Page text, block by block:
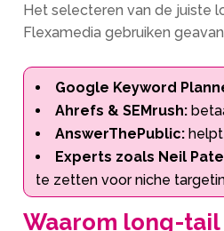
Het selecteren van de juiste
Flexamedia gebruiken
Google Keyword
Ahrefs & SEMrush:
AnswerThePublic:
Experts zoals Neil
te zetten voor niche
Waarom long-